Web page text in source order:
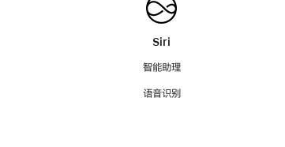
Siri
智能助理
语音识别